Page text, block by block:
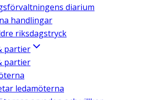
diarium
handlingar
riksdagstryck
partier
partier
ledamöterna